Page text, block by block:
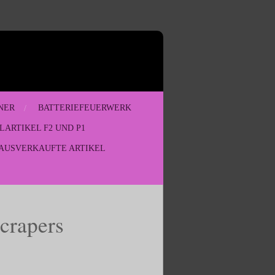
BATTERIEFEUERWERK
F2 UND P1
ARTIKEL